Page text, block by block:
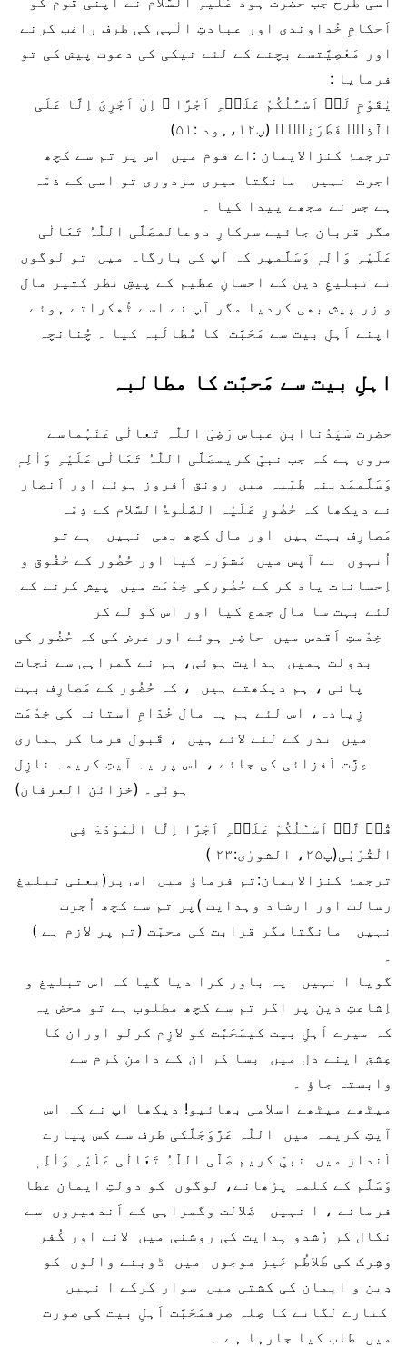
اَحکامِ خُداوندی اور عبادتِ الٰہی کی طرف راغب کرنے
اور مَعْصِیَّتسے بچنے کے لئے نیکی کی دعوت پیش کی تو
فرمایا :
یٰقَوْمِ لَاۤ اَسْـَٔلُکُمْ عَلَیۡہِ اَجْرًا ؕ اِنْ اَجْرِیَ اِلَّا عَلَی
الَّذِیۡ فَطَرَنِیۡ ؕ (پ۱۲،ہود :۵۱)
ترجمۂ کنزالایمان :اے قوم میں اس پر تم سے کچھ
اجرت نہیں مانگتا میری مزدوری تو اسی کے ذمّہ
ہے جس نے مجھے پیدا کیا ۔
مگر قربان جائیے سرکارِ دوعالمصَلَّی اللّٰہُ تَعَالٰی
عَلَیْہِ وَاٰلِہٖ وَسَلَّمپر کہ آپ کی بارگاہ میں تو لوگوں
نے تبلیغِ دین کے احسانِ عظیم کے پیشِ نظر کثیر مال
و زر پیش بھی کردیا مگر آپ نے اسے ٹُھکراتے ہوئے
اپنے اَہلِ بیت سے مَحَبَّت کا مُطالَبہ کیا ۔ چُنانچہ
اہلِ بیت سے مَحبَّت کا مطالبہ
حضرت سَیِّدُناابنِ عباس رَضِیَ اللّٰہ تَعالٰی عَنْہُماسے
مروی ہے کہ جب نبیِّ کریمصَلَّی اللّٰہُ تَعَالٰی عَلَیْہِ وَاٰلِہٖ
وَسَلَّممَدینہ طیّبہ میں رونق اَفروز ہوئے اور اَنصار
نے دیکھا کہ حُضُورِ عَلَیْہ الصَّلٰوۃُالسَّلام کے ذِمّہ
مَصارِف بہت ہیں اور مال کچھ بھی نہیں ہے تو
اُنہوں نے آپس میں مَشوَرہ کیا اور حُضُور کے حُقُوق و
اِحسانات یاد کر کے حُضُورکی خِدْمَت میں پیش کرنے کے
لئے بہت سا مال جمع کیا اور اس کو لے کر
خِدْمتِ اَقدس میں حاضِر ہوئے اور عرض کی کہ حُضُور کی
بدولت ہمیں ہدایت ہوئی، ہم نے گمراہی سے نَجات
پائی ، ہم دیکھتے ہیں ، کہ حُضُور کے مَصارِف بہت
زِیادہ، اس لئے ہم یہ مال خُدّامِ آستانہ کی خِدْمَت
میں نذر کے لئے لائے ہیں ، قَبول فرما کر ہماری
عِزَّت اَفزائی کی جائے ، اس پر یہ آیتِ کریمہ نازِل
ہوئی۔ (خزائن العرفان)
قُلۡ لَّاۤ اَسْـَٔلُکُمْ عَلَیۡہِ اَجْرًا اِلَّا الْمَوَدَّۃَ فِی
الْقُرْبٰی(پ۲۵، الشورٰی:۲۳ )
ترجمۂ کنزالایمان:تم فرماؤ میں اس پر(یعنی تبلیغ
رسالت اور ارشاد وہدایت )پر تم سے کچھ اُجرت
نہیں مانگتامگر قرابت کی محبّت (تم پر لازم ہے )
گویا ا نہیں یہ باور کرا دیا گیا کہ اس تبلیغ و
اِشاعتِ دین پر اگر تم سے کچھ مطلوب ہے تو محض یہ
کہ میرے اَہلِ بیت کیمَحَبَّت کو لازِم کرلو اوران کا
عِشق اپنے دل میں بسا کر ان کے دامنِ کرم سے
وابستہ جاؤ ۔
میٹھے میٹھے اسلامی بھائیو! دیکھا آپ نے کہ اس
آیتِ کریمہ میں اللّٰہ عَزَّوَجَلَّکی طرف سے کس پیارے
اَنداز میں نبیِّ کریم صَلَّی اللّٰہُ تَعَالٰی عَلَیْہِ وَاٰلِہٖ
وَسَلَّم کے کلمہ پڑھانے، لوگوں کو دولتِ ایمان عطا
فرمانے ، ا نہیں ضَلالت وگمراہی کے اَندھیروں سے
نکال کر رُشدو ہِدایت کی روشنی میں لانے اور کُفر
وشِرک کی طَلاطُم خَیز موجوں میں ڈوبنے والوں کو
دِین و ایمان کی کشتی میں سوار کرکے ا نہیں
کنارے لگانے کا صِلہ صرفمَحَبَّت اَہلِ بیت کی صورت
میں طلب کیا جارہا ہے ۔